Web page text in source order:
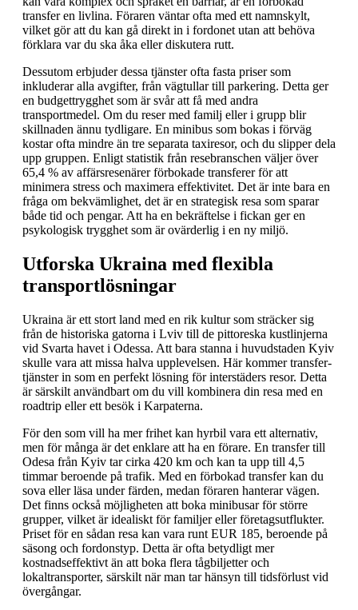
transfer en livlina. Föraren väntar ofta med ett namnskylt,
vilket gör att du kan gå direkt in i fordonet utan att behöva
förklara var du ska åka eller diskutera rutt.
Dessutom erbjuder dessa tjänster ofta fasta priser som
inkluderar alla avgifter, från vägtullar till parkering. Detta ger
en budgettrygghet som är svår att få med andra
transportmedel. Om du reser med familj eller i grupp blir
skillnaden ännu tydligare. En minibus som bokas i förväg
kostar ofta mindre än tre separata taxiresor, och du slipper dela
upp gruppen. Enligt statistik från resebranschen väljer över
65,4 % av affärsresenärer förbokade transferer för att
minimera stress och maximera effektivitet. Det är inte bara en
fråga om bekvämlighet, det är en strategisk resa som sparar
både tid och pengar. Att ha en bekräftelse i fickan ger en
psykologisk trygghet som är ovärderlig i en ny miljö.
Utforska Ukraina med flexibla
transportlösningar
Ukraina är ett stort land med en rik kultur som sträcker sig
från de historiska gatorna i Lviv till de pittoreska kustlinjerna
vid Svarta havet i Odessa. Att bara stanna i huvudstaden Kyiv
skulle vara att missa halva upplevelsen. Här kommer transfer-
tjänster in som en perfekt lösning för interstäders resor. Detta
är särskilt användbart om du vill kombinera din resa med en
roadtrip eller ett besök i Karpaterna.
För den som vill ha mer frihet kan hyrbil vara ett alternativ,
men för många är det enklare att ha en förare. En transfer till
Odesa från Kyiv tar cirka 420 km och kan ta upp till 4,5
timmar beroende på trafik. Med en förbokad transfer kan du
sova eller läsa under färden, medan föraren hanterar vägen.
Det finns också möjligheten att boka minibusar för större
grupper, vilket är idealiskt för familjer eller företagsutflukter.
Priset för en sådan resa kan vara runt EUR 185, beroende på
säsong och fordonstyp. Detta är ofta betydligt mer
kostnadseffektivt än att boka flera tågbiljetter och
lokaltransporter, särskilt när man tar hänsyn till tidsförlust vid
övergångar.